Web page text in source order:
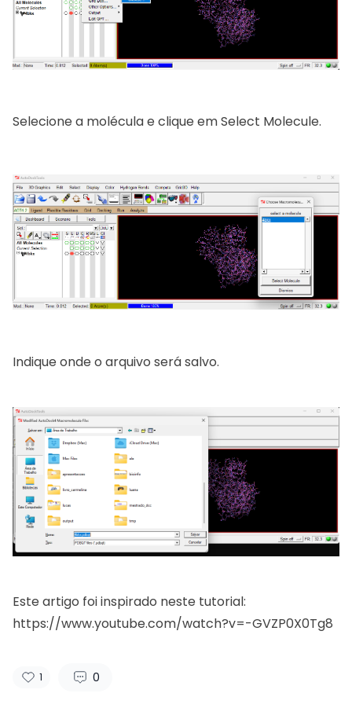
Selecione a molécula e clique em Select Molecule.
Indique onde o arquivo será salvo.
Este artigo foi inspirado neste tutorial:
https://www.youtube.com/watch?v=-GVZP0X0Tg8
1 0